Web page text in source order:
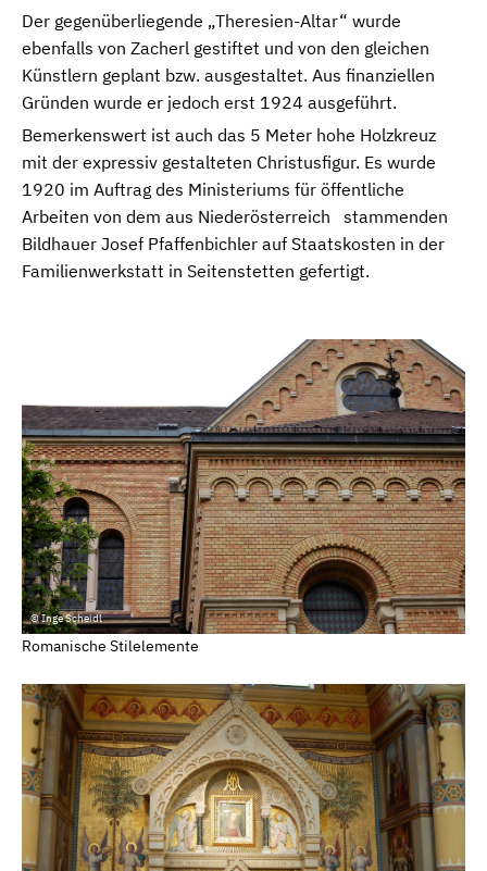
Der gegenüberliegende „Theresien-Altar“ wurde
ebenfalls von Zacherl gestiftet und von den gleichen
Künstlern geplant bzw. ausgestaltet. Aus finanziellen
Gründen wurde er jedoch erst 1924 ausgeführt.
Bemerkenswert ist auch das 5 Meter hohe Holzkreuz
mit der expressiv gestalteten Christusfigur. Es wurde
1920 im Auftrag des Ministeriums für öffentliche
Arbeiten von dem aus Niederösterreich stammenden
Bildhauer Josef Pfaffenbichler auf Staatskosten in der
Familienwerkstatt in Seitenstetten gefertigt.
© Inge Scheidl
Romanische Stilelemente